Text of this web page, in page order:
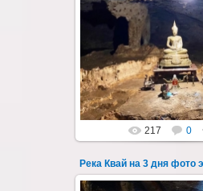
22.03.2023
Тур на три дня из
водопады Эраван, Сайок
затопленный город
Thai-
217 0